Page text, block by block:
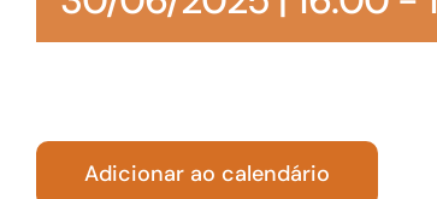
Para os negócios voltados aos serviços do
Adicionar ao calendário